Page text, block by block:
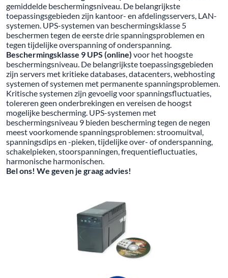
gemiddelde beschermingsniveau. De belangrijkste
toepassingsgebieden zijn kantoor- en afdelingsservers, LAN-
systemen. UPS-systemen van beschermingsklasse 5
beschermen tegen de eerste drie spanningsproblemen en
tegen tijdelijke overspanning of onderspanning.
Beschermingsklasse 9 UPS (online) voor het hoogste
beschermingsniveau. De belangrijkste toepassingsgebieden
zijn servers met kritieke databases, datacenters, webhosting
systemen of systemen met permanente spanningsproblemen.
Kritische systemen zijn gevoelig voor spanningsfluctuaties,
tolereren geen onderbrekingen en vereisen de hoogst
mogelijke bescherming. UPS-systemen met
beschermingsniveau 9 bieden bescherming tegen de negen
meest voorkomende spanningsproblemen: stroomuitval,
spanningsdips en -pieken, tijdelijke over- of onderspanning,
schakelpieken, stoorspanningen, frequentiefluctuaties,
harmonische harmonischen.
Bel ons! We geven je graag advies!